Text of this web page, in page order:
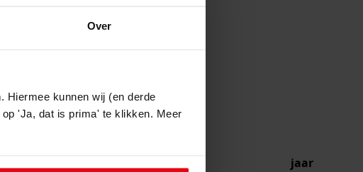
Over
Hiermee kunnen wij (en derde
'Ja, dat is prima' te klikken. Meer
jaar